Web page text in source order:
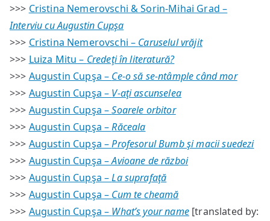
>>> Cristina Nemerovschi & Sorin-Mihai Grad –
Interviu cu Augustin Cupşa
>>> Cristina Nemerovschi – Caruselul vrăjit
>>> Luiza Mitu – Credeţi în literatură?
>>> Augustin Cupşa – Ce-o să se-ntâmple când mor
>>> Augustin Cupşa – V-aţi ascunselea
>>> Augustin Cupşa –Soarele orbitor
>>> Augustin Cupşa –Răceala
>>> Augustin Cupşa –Profesorul Bumb şi macii suedezi
>>> Augustin Cupşa –Avioane de război
>>> Augustin Cupşa –La suprafaţă
>>> Augustin Cupşa – Cum te cheamă
>>> Augustin Cupşa – What’s your name[translated by: